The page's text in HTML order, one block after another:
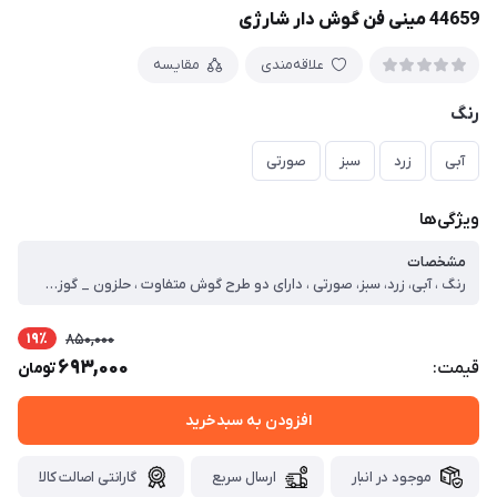
44659 مینی فن گوش دار شارژی
علاقه‌مندی مقایسه
رنگ
آبی زرد سبز صورتی
ویژگی‌ها
مشخصات
رنگ ، آبی، زرد، سبز، صورتی ، دارای دو طرح گوش متفاوت ، حلزون _ گوزن ، جنس ، پلاستیک فشرده ، سایر توضیحات ، دارای گوش های فانتزی قابل تعویض ، دارای کابل شارژ usb ، خنک کننده عالی ، دارای موتور کاملا بی صدا ، حمل راحت و آسان ، طراحی فانتزی ، دارای باتری لیتیمومی ، زمان شارژ کامل حدودا ۵ ساعت ، زمان کارکرد 4 الی 6 ساعت بعد از هر بار شارژ ، مناسب برای خشک کردن لاک، میکاپ و ماسک صورت، چسب مژه
قیمت:
850,000 19٪
693,000تومان
افزودن به سبدخرید
موجود در انبار ارسال سریع گارانتی اصالت کالا